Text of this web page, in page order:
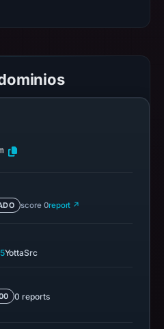
score 0report ↗
YottaSrc
0 reports